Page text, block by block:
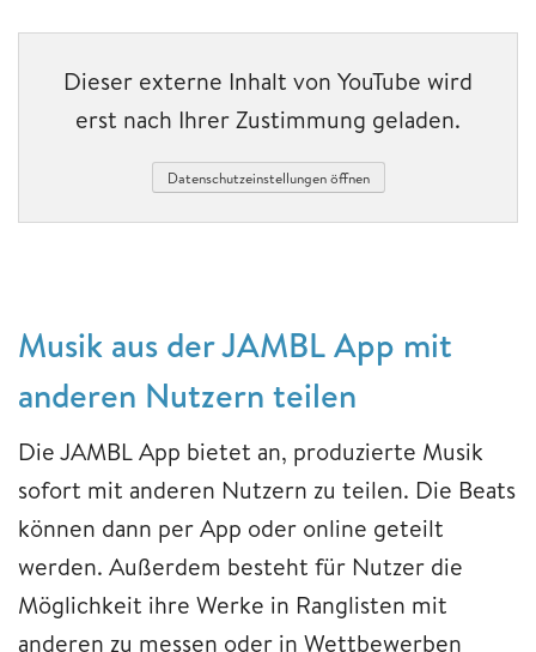
Dieser externe Inhalt von YouTube wird
erst nach Ihrer Zustimmung geladen.
Datenschutzeinstellungen öffnen
Musik aus der JAMBL App mit
anderen Nutzern teilen
Die JAMBL App bietet an, produzierte Musik
sofort mit anderen Nutzern zu teilen. Die Beats
können dann per App oder online geteilt
werden. Außerdem besteht für Nutzer die
Möglichkeit ihre Werke in Ranglisten mit
anderen zu messen oder in Wettbewerben